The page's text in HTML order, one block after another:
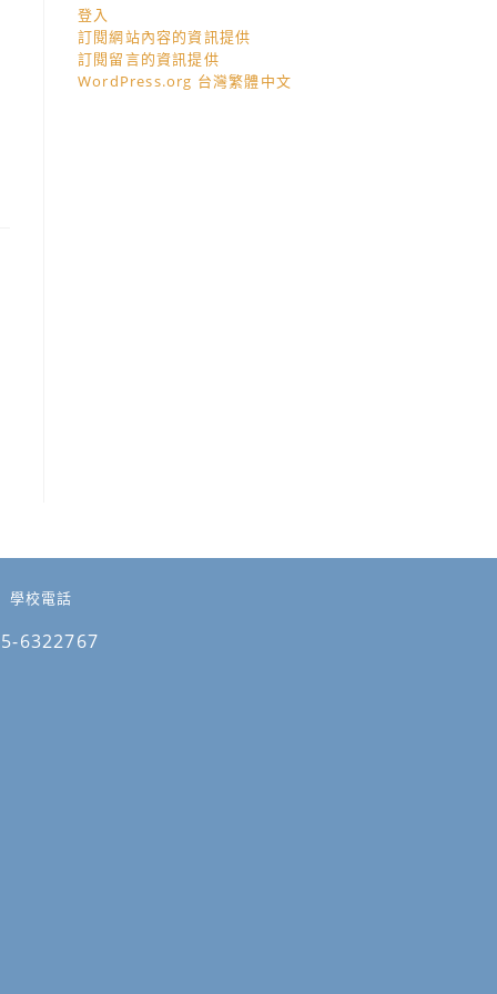
登入
訂閱網站內容的資訊提供
訂閱留言的資訊提供
WordPress.org 台灣繁體中文
學校電話
6322767